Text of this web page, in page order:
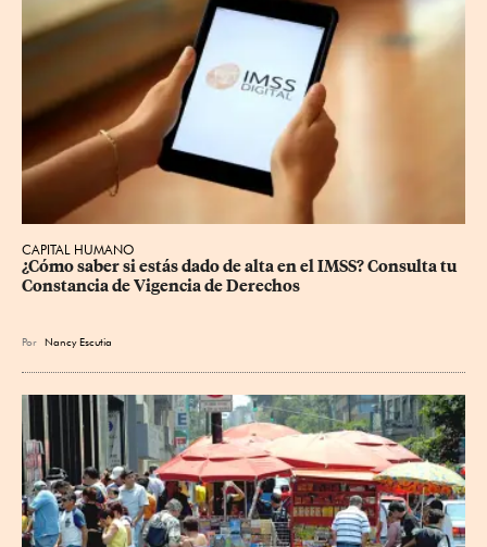
CAPITAL HUMANO
¿Cómo saber si estás dado de alta en el IMSS? Consulta tu
Constancia de Vigencia de Derechos
Por Nancy Escutia